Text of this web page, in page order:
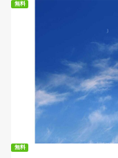
無料
無料ダウンロード
無料